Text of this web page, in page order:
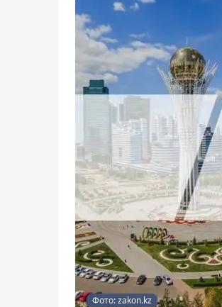
Фото: zakon.kz